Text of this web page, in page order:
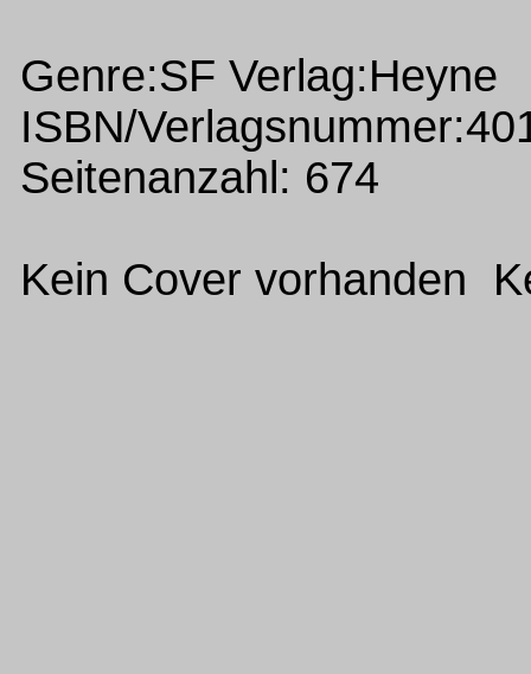
Genre:SF Verlag:Heyne
ISBN/
Seitenanzahl: 674
Kein Cover vorhanden